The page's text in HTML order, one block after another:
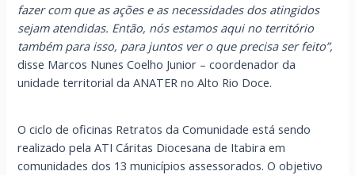
fazer com que as ações e as necessidades dos atingidos
sejam atendidas. Então, nós estamos aqui no território
também para isso, para juntos ver o que precisa ser feito”,
disse Marcos Nunes Coelho Junior – coordenador da
unidade territorial da ANATER no Alto Rio Doce.
O ciclo de oficinas Retratos da Comunidade está sendo
realizado pela ATI Cáritas Diocesana de Itabira em
comunidades dos 13 municípios assessorados. O objetivo